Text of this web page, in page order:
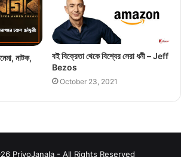
নাটক,
বই বিক্রেতা থেকে বিশ্বের সেরা ধনী – Jeff
Bezos
October 23, 2021
PriyoJanala - All Rights Reserved